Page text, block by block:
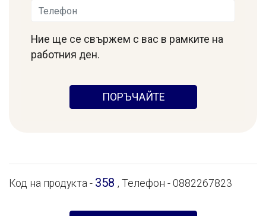
Ние ще се свържем с вас в рамките на
работния ден.
ПОРЪЧАЙТЕ
Код на продукта - 358 , Телефон - 0882267823